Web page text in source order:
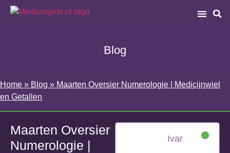
Blog
Home » Blog » Maarten Oversier Numerologie | Medicijnwiel
en Getallen
Maarten Oversier
Numerologie |
Ivar